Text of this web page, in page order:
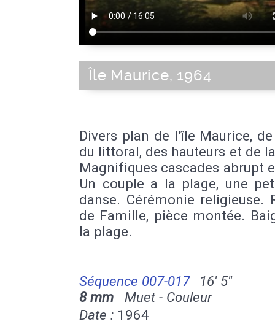
Île Maurice, 1964
Divers plan de l'île Maurice,
du littoral, des hauteurs et de
Magnifiques cascades abrupt
Un couple a la plage, une
danse. Cérémonie religieuse.
de Famille, pièce montée.
la plage.
Séquence 007-017
16' 5''
8 mm Muet - Couleur
Date : 1964